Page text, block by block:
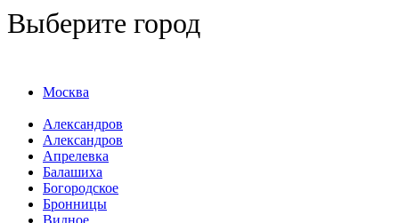
Выберите город
Москва
Александров
Александров
Апрелевка
Балашиха
Богородское
Бронницы
Видное